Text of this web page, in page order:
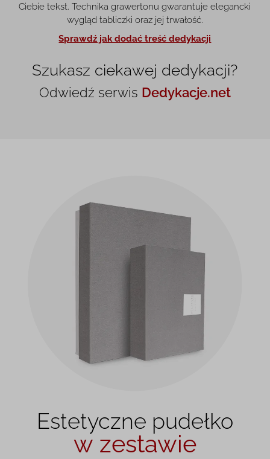
Ciebie tekst. Technika grawertonu gwarantuje elegancki
wygląd tabliczki oraz jej trwałość.
Sprawdź jak dodać treść dedykacji
Szukasz ciekawej dedykacji?
Odwiedź serwis Dedykacje.net
Estetyczne pudełko
w zestawie